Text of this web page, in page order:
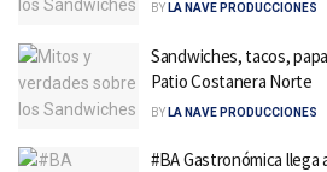
BY LA NAVE PRODUCCIONES
Sandwiches, tacos,
Patio Costanera Norte
BY LA NAVE PRODUCCIONES
#BA Gastronómica llega